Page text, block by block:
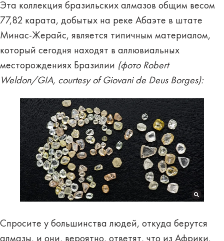
Эта коллекция бразильских алмазов общим весом
77,82 карата, добытых на реке Абаэте в штате
Минас-Жерайс, является типичным материалом,
который сегодня находят в аллювиальных
месторождениях Бразилии (фото Robert
Weldon/GIA, courtesy of Giovani de Deus Borges):
Спросите у большинства людей, откуда берутся
алмазы, и они, вероятно, ответят, что из Африки.